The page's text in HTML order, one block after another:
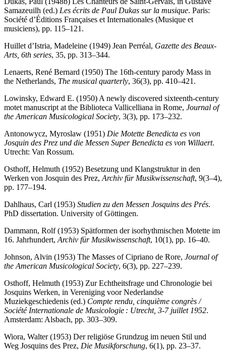
Samazeuilh (ed.) Les écrits de Paul Dukas sur la musique. Paris:
Société d’Éditions Françaises et Internationales (Musique et
musiciens), pp. 115–121.
Huillet d’Istria, Madeleine (1949) Jean Perréal, Gazette des Beaux-
Arts, 6th series, 35, pp. 313–344.
Lenaerts, René Bernard (1950) The 16th-century parody Mass in
the Netherlands, The musical quarterly, 36(3), pp. 410–421.
Lowinsky, Edward E. (1950) A newly discovered sixteenth-century
motet manuscript at the Biblioteca Vallicelliana in Rome, Journal of
the American Musicological Society, 3(3), pp. 173–232.
Antonowycz, Myroslaw (1951) Die Motette Benedicta es von
Josquin des Prez und die Messen Super Benedicta es von Willaert.
Utrecht: Van Rossum.
Osthoff, Helmuth (1952) Besetzung und Klangstruktur in den
Werken von Josquin des Prez, Archiv für Musikwissenschaft, 9(3–4),
pp. 177–194.
Dahlhaus, Carl (1953) Studien zu den Messen Josquins des Prés.
PhD dissertation. University of Göttingen.
Dammann, Rolf (1953) Spätformen der isorhythmischen Motette im
16. Jahrhundert, Archiv für Musikwissenschaft, 10(1), pp. 16–40.
Johnson, Alvin (1953) The Masses of Cipriano de Rore, Journal of
the American Musicological Society, 6(3), pp. 227–239.
Osthoff, Helmuth (1953) Zur Echtheitsfrage und Chronologie bei
Josquins Werken, in Vereniging voor Nederlandse
Muziekgeschiedenis (ed.) Compte rendu, cinquième congrès /
Société Internationale de Musicologie : Utrecht, 3-7 juillet 1952.
Amsterdam: Alsbach, pp. 303–309.
Wiora, Walter (1953) Der religiöse Grundzug im neuen Stil und
Weg Josquins des Prez, Die Musikforschung, 6(1), pp. 23–37.